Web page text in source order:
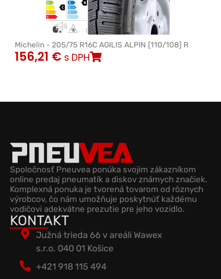
Michelin - 205/75 R16C AGILIS ALPIN [110/108] R
156,21 € s DPH
Spoločnosť Pneuvea ponúka svojim zákazníkom
online predaj pneumatík a diskov známych značiek.
Komplexná ponuka je tvorená tovarom od rôznych
výrobcov, čo nám umožňuje poskytnúť každému
vodičovi adekvátne prezutie pre jeho vozidlo.
KONTAKT
Južná trieda 66 v areáli Wawex
s.r.o. 040 01 Košice
+421 918 115 494